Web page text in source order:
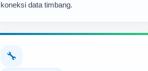
koneksi data timbang.
🔧